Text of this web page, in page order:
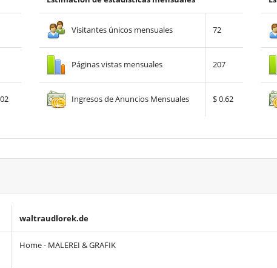
Visitantes únicos mensuales 72
Páginas vistas mensuales 207
Ingresos de Anuncios Mensuales $ 0.62
waltraudlorek.de
Home - MALEREI & GRAFIK